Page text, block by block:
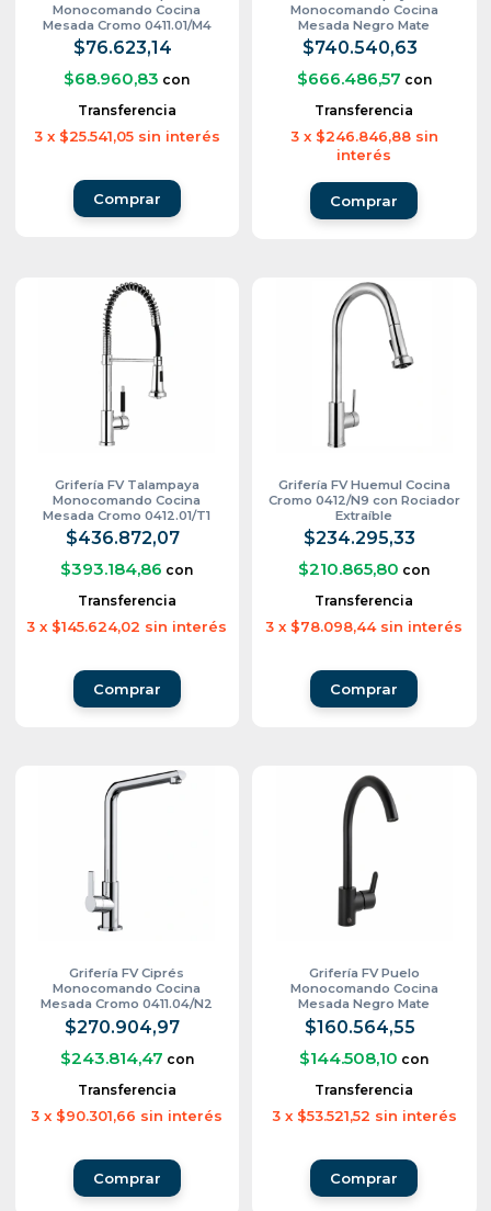
Monocomando Cocina
Mesada Cromo 0411.01/M4
$76.623,14
$68.960,83 con
Transferencia
3 x $25.541,05 sin interés
Monocomando Cocina
Mesada Negro Mate
0411.04/L2-NG
$740.540,63
$666.486,57 con
Transferencia
3 x $246.846,88 sin
interés
Grifería FV Talampaya
Monocomando Cocina
Mesada Cromo 0412.01/T1
$436.872,07
$393.184,86 con
Transferencia
3 x $145.624,02 sin interés
Grifería FV Huemul Cocina
Cromo 0412/N9 con Rociador
Extraíble
$234.295,33
$210.865,80 con
Transferencia
3 x $78.098,44 sin interés
Grifería FV Ciprés
Monocomando Cocina
Mesada Cromo 0411.04/N2
$270.904,97
$243.814,47 con
Transferencia
3 x $90.301,66 sin interés
Grifería FV Puelo
Monocomando Cocina
Mesada Negro Mate
0411.04/B5-NG
$160.564,55
$144.508,10 con
Transferencia
3 x $53.521,52 sin interés